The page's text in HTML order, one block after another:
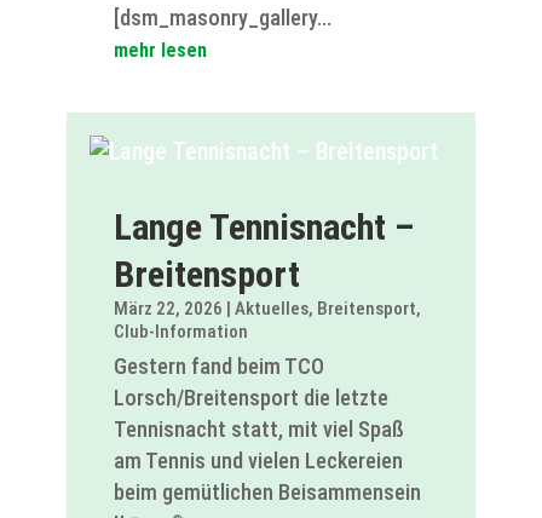
[dsm_masonry_gallery...
mehr lesen
Lange Tennisnacht –
Breitensport
März 22, 2026 | Aktuelles, Breitensport,
Club-Information
Gestern fand beim TCO
Lorsch/Breitensport die letzte
Tennisnacht statt, mit viel Spaß
am Tennis und vielen Leckereien
beim gemütlichen Beisammensein